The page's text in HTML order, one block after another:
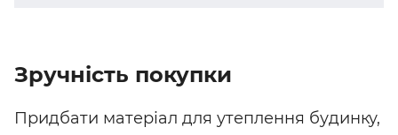
Зручність покупки
Придбати матеріал для утеплення будинку,